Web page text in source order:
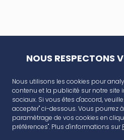
NOUS RESPECTONS
Nous utilisons les cookies pour
contenu et la publicité sur notre site
sociaux. Si vous êtes d'accord,
accepter" ci-dessous. Vous pourrez
paramétrage de vos cookies en
préférences". Plus d'informations sur